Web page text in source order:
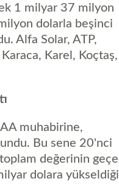
1 milyar 37 milyon
dolarla beşinci
Alfa Solar, ATP,
Karel, Koçtaş,
muhabirine,
Bu sene 20'nci
toplam değerinin
dolara